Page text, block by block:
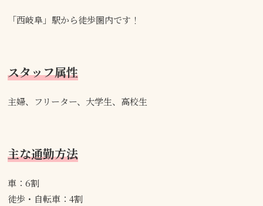
「西岐阜」駅から徒歩圏内です！
スタッフ属性
主婦、フリーター、大学生、高校生
主な通勤方法
車：6割
徒歩・自転車：4割